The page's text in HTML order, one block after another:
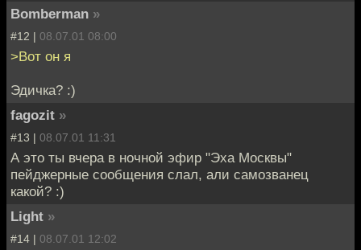
Bomberman »
#12 | 08.07.01 08:00
>Вот он я
Эдичка? :)
fagozit »
#13 | 08.07.01 11:31
А это ты вчера в ночной эфир "Эха Москвы"
пейджерные сообщения слал, али самозванец
какой? :)
Light »
#14 | 08.07.01 12:02